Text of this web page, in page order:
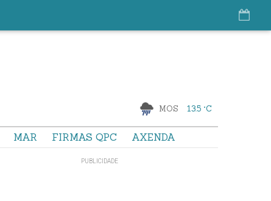
MOS 13.5 °C
MAR FIRMAS QPC AXENDA